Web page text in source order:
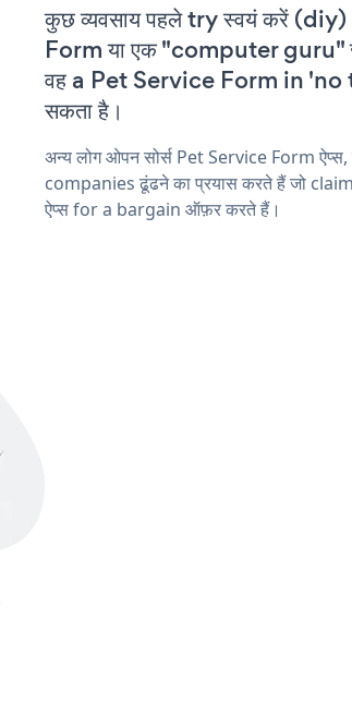
कुछ व्यवसाय पहले try स्वयं करें
Form या एक "computer guru"
वह a Pet Service Form in 'no
सकता है।
अन्य लोग ओपन सोर्स Pet Service Form
companies ढूंढने का प्रयास करते हैं जो
ऐप्स for a bargain ऑफ़र करते हैं।